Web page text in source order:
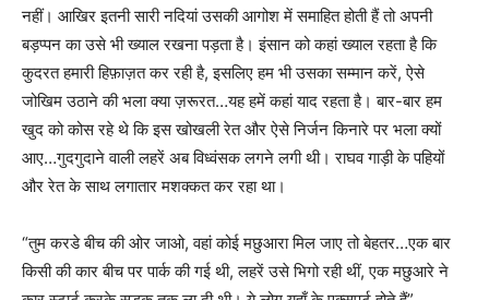
नहीं। आखिर इतनी सारी नदियां उसकी आगोश में समाहित होती हैं तो अपनी
बड़प्पन का उसे भी ख्याल रखना पड़ता है। इंसान को कहां ख्याल रहता है कि
कुदरत हमारी हिफ़ाज़त कर रही है,इसलिए हम भी उसका सम्मान करें,ऐसे
जोखिम उठाने की भला क्या ज़रूरत…यह हमें कहां याद रहता है। बार-बार हम
खुद को कोस रहे थे कि इस खोखली रेत और ऐसे निर्जन किनारे पर भला क्यों
आए…गुदगुदाने वाली लहरें अब विध्वंसक लगने लगी थी। राघव गाड़ी के पहियों
और रेत के साथ लगातार मशक्कत कर रहा था।
“तुम करडे बीच की ओर जाओ,वहां कोई मछुआरा मिल जाए तो बेहतर…एक बार
किसी की कार बीच पर पार्क की गई थी,लहरें उसे भिगो रही थीं,एक मछुआरे ने